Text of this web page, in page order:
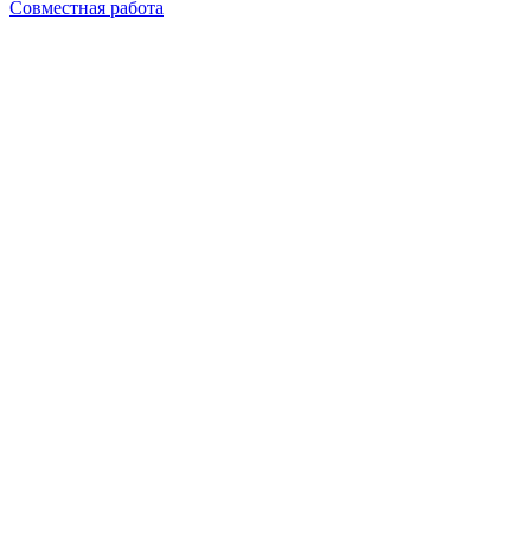
Совместная работа